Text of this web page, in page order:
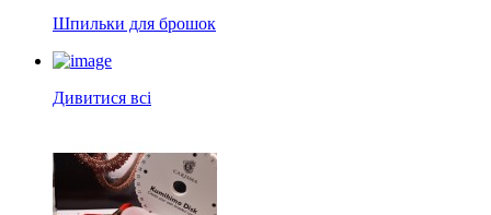
Шпильки для брошок
Дивитися всі